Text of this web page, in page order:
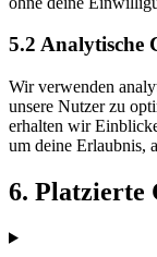
5.2 Analytische
Wir verwenden
unsere Nutzer zu
erhalten wir
um deine Erlaubnis,
6. Platzierte